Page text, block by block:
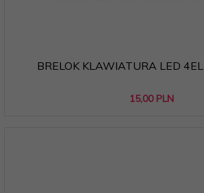
BRELOK KLAWIATURA LED
15,00 PLN